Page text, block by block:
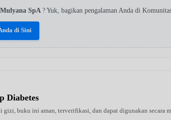
SpA ? Yuk, bagikan pengalaman Anda di
di Sini
Diabetes
buku ini aman, terverifikasi, dan dapat digunakan secara